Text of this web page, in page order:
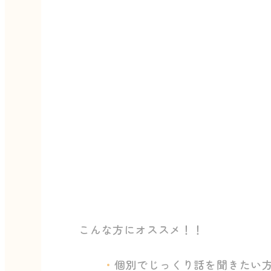
こんな方にオススメ！！
個別でじっくり話を聞きたい